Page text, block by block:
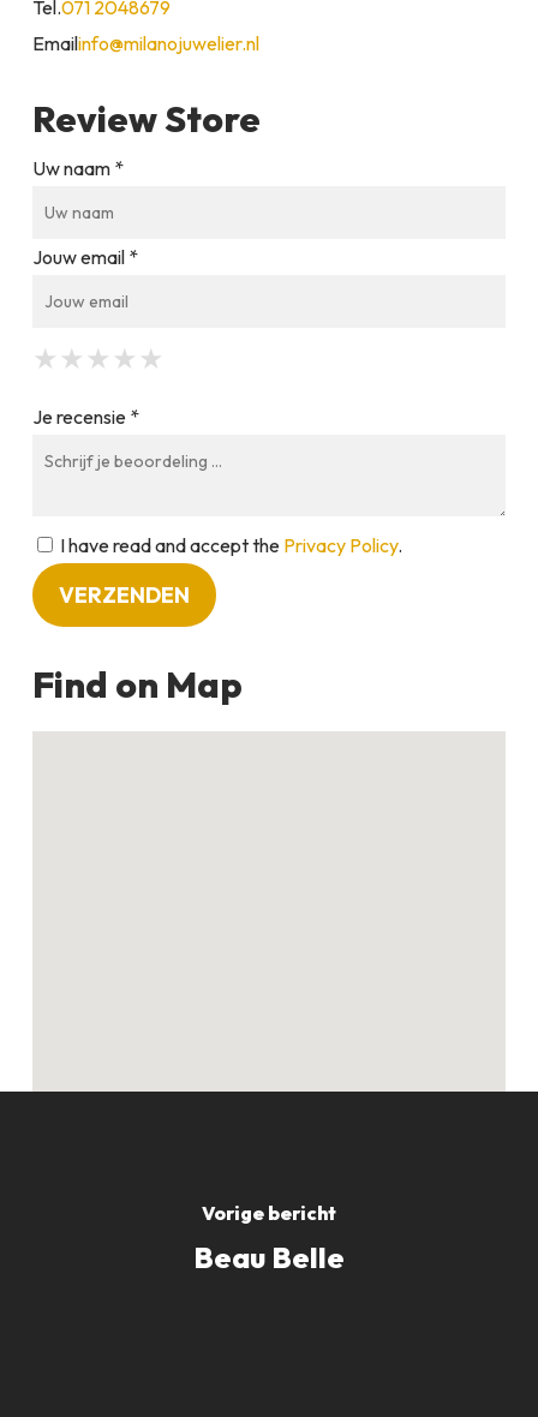
Tel.071 2048679
Emailinfo@milanojuwelier.nl
Review Store
Uw naam *
Jouw email *
★
★ ★
★ ★ ★
★ ★ ★ ★
★ ★ ★ ★ ★
Je recensie *
I have read and accept the Privacy Policy.
Find on Map
Vorige bericht
Beau Belle